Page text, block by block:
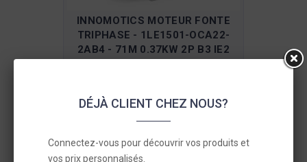
INNOMOTICS MOTEUR FONTE
TRIPHASE - 1LE1501-OCA22-
2AB4 - 71M 0.37KW 2P B3 IE2
(195,01€ HTVA)
DÉJÀ CLIENT CHEZ NOUS?
Connectez-vous pour découvrir vos produits et
vos prix personnalisés.